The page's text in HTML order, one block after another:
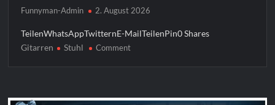
Funnyman-Admin 2. August 2026
TeilenWhatsAppTwitternE-MailTeilenPin0 Shares
Gitarren
Stuhl Commenton